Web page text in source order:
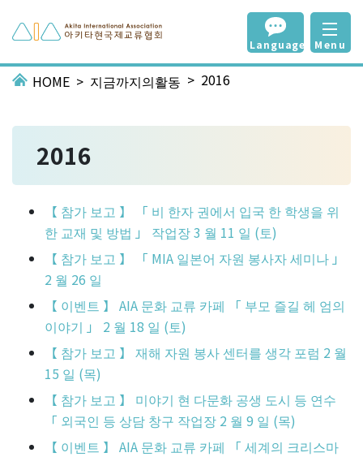
Language Menu
HOME 지금까지의활동 2016
2016
【 참가 보고 】 「 비 한자 권에서 입국 한 학생을 위
한 교재 및 방법 」 작업장 3 월 11 일 (토)
【 참가 보고 】 「 MIA 일본어 자원 봉사자 세미나 」
2 월 26 일
【 이벤트 】 AIA 문화 교류 카페 「 부모 즐길 헤 엄의
이야기 」 2 월 18 일 (토)
【 참가 보고 】 재해 자원 봉사 센터를 생각 포럼 2 월
15 일 (목)
【 참가 보고 】 미야기 현 다문화 공생 도시 등 연수
「 외국인 등 상담 창구 작업장 2 월 9 일 (목)
【 이벤트 】 AIA 문화 교류 카페 「 세계의 크리스마